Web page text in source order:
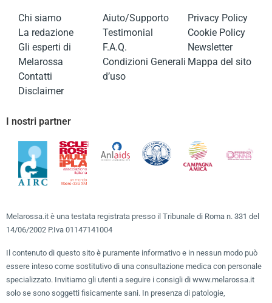
Chi siamo
La redazione
Gli esperti di
Melarossa
Contatti
Disclaimer
Aiuto/Supporto
Testimonial
F.A.Q.
Condizioni Generali
d’uso
Privacy Policy
Cookie Policy
Newsletter
Mappa del sito
I nostri partner
Melarossa.it è una testata registrata presso il Tribunale di Roma n. 331 del
14/06/2002 P.Iva 01147141004
Il contenuto di questo sito è puramente informativo e in nessun modo può
essere inteso come sostitutivo di una consultazione medica con personale
specializzato. Invitiamo gli utenti a seguire i consigli di www.melarossa.it
solo se sono soggetti fisicamente sani. In presenza di patologie,